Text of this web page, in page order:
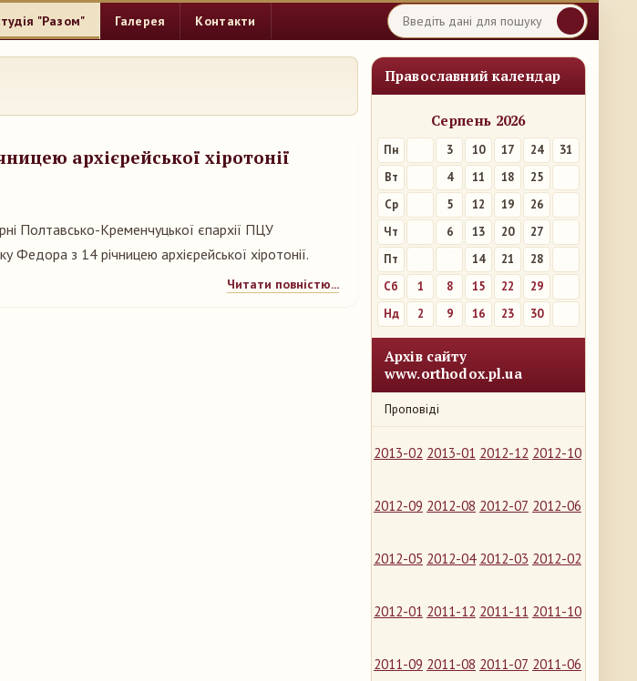
"Разом" Галерея Контакти
Православний календар
Серпень 2026
Пн 3 10 17 24
31
Вт
4 11 18
25
Ср
5 12 19
26
Чт
6 13 20
27
Пт
14 21
28
Сб
1 8 15 22
29
Нд
2 9 16 23 30
Архів сайту
www.orthodox.pl.ua
Проповіді
2013-02 2013-01 2012-12 2012-10
2012-09 2012-08 2012-07 2012-06
2012-05 2012-04 2012-03 2012-02
2012-01 2011-12 2011-11 2011-10
2011-09 2011-08 2011-07 2011-06
архієрейської хіротонії
Полтавсько-Кременчуцької єпархії ПЦУ
з 14 річницею архієрейської хіротонії.
Читати повністю...